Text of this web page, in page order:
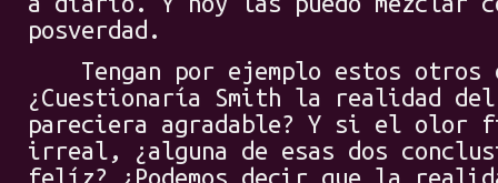
posverdad.
Tengan por ejemplo estos otros
¿Cuestionaría Smith la realidad
pareciera agradable? Y si el olor
irreal, ¿alguna de esas dos
felíz? ¿Podemos decir que la